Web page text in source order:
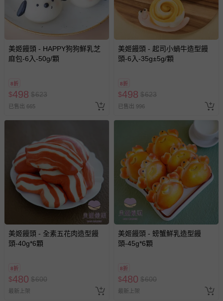
美姬饅頭 - HAPPY狗狗鮮乳芝
麻包-6入-50g/顆
8折
$498 $623
已售出 665
美姬饅頭 - 起司小蝸牛造型饅
頭-6入-35g±5g/顆
8折
$498 $623
已售出 996
美姬饅頭 - 全素五花肉造型饅
頭-40g*6顆
8折
$480 $600
最新上架
美姬饅頭 - 螃蟹鮮乳造型饅
頭-45g*6顆
8折
$480 $600
最新上架